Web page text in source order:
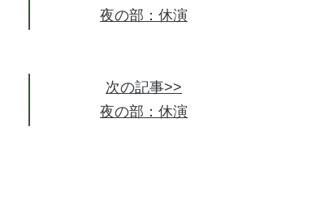
夜の部：休演
次の記事>>
夜の部：休演